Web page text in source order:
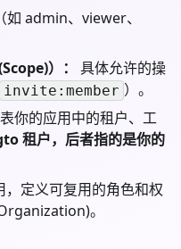
如 admin、viewer、
）：
具体允许的操
invite:member ）。
你的应用中的租户、工
租户，后者指的是你的
，定义可复用的角色和权
。